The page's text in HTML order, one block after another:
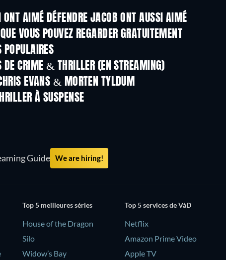
ONT AIMÉ DÉFENDRE JACOB ONT AUSSI AIMÉ
Série
VOUS POUVEZ REGARDER GRATUITEMENT
Série
POPULAIRES
DE CRIME & THRILLER (EN STREAMING)
6 Saison 2
EVANS & MORTEN TYLDUM
Série
À SUSPENSE
Guide We are hiring!
Top 5 meilleures séries
House of the Dragon
Silo
Widow’s Bay
Top 5 services de VàD
Netflix
Amazon Prime Video
Apple TV